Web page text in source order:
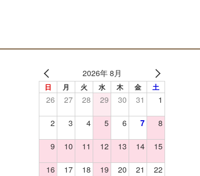
2026年 8月
日 月 火 水 木 金 土
26 27 28 29 30 31 1
2 3 4 5 6 7 8
9 10 11 12 13 14 15
16 17 18 19 20 21 22